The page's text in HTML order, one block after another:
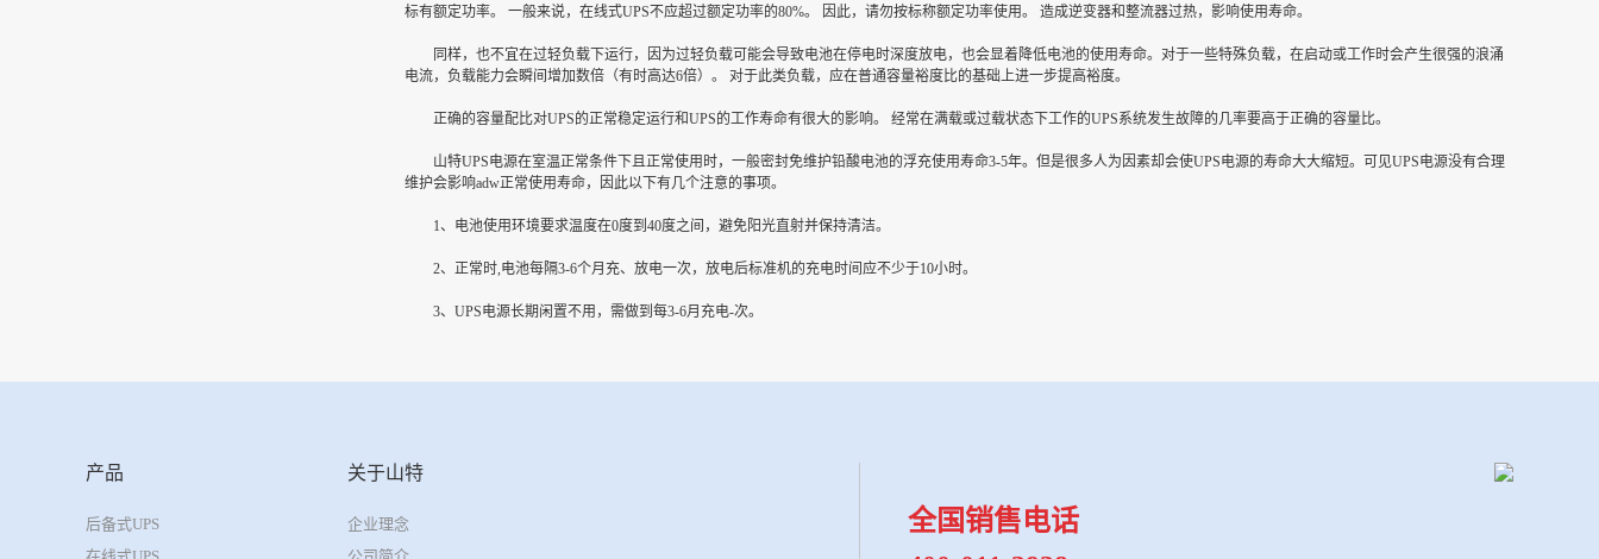
标有额定功率。 一般来说，在线式UPS不应超过额定功率的80%。 因此，请勿按标称额定功率使用。 造成逆变器和整流器过热，影响使用寿命。
同样，也不宜在过轻负载下运行，因为过轻负载可能会导致电池在停电时深度放电，也会显着降低电池的使用寿命。对于一些特殊负载，在启动或工作时会产生很强的浪涌
电流，负载能力会瞬间增加数倍（有时高达6倍）。 对于此类负载，应在普通容量裕度比的基础上进一步提高裕度。
正确的容量配比对UPS的正常稳定运行和UPS的工作寿命有很大的影响。 经常在满载或过载状态下工作的UPS系统发生故障的几率要高于正确的容量比。
山特UPS电源在室温正常条件下且正常使用时，一般密封免维护铅酸电池的浮充使用寿命3-5年。但是很多人为因素却会使UPS电源的寿命大大缩短。可见UPS电源没有合理
维护会影响adw正常使用寿命，因此以下有几个注意的事项。
1、电池使用环境要求温度在0度到40度之间，避免阳光直射并保持清洁。
2、正常时,电池每隔3-6个月充、放电一次，放电后标准机的充电时间应不少于10小时。
3、UPS电源长期闲置不用，需做到每3-6月充电-次。
产品
后备式UPS
关于山特
企业理念
全国销售电话